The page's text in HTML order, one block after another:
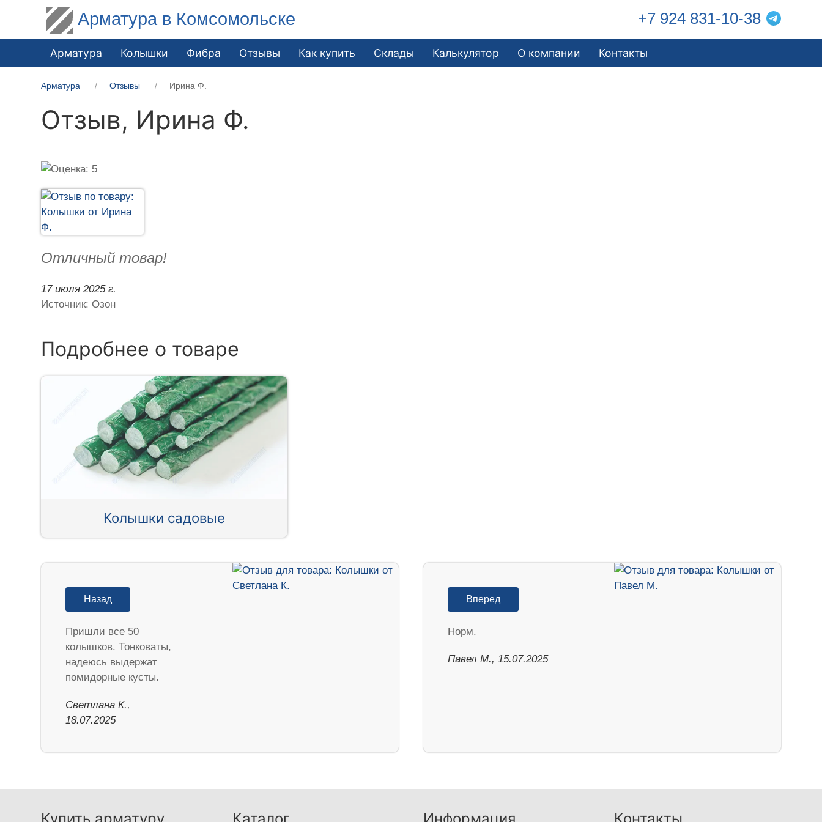
Арматура в Комсомольске +7 924 831-10-38
Арматура Колышки Фибра Отзывы Как купить Склады Калькулятор О компании Контакты
Арматура Отзывы Ирина Ф.
Отзыв, Ирина Ф.
Отличный товар!
17 июля 2025 г.
Источник: Озон
Подробнее о товаре
Колышки садовые
Назад
Пришли все 50
колышков. Тонковаты,
надеюсь выдержат
помидорные кусты.
Светлана К.,
18.07.2025
Вперед
Норм.
Павел М., 15.07.2025
Купить арматуру Каталог Информация Контакты